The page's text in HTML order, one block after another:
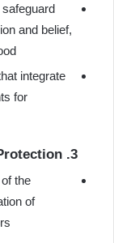
and belief,
integrate
for
3. Mechanisms for Accountability and Protection
the
of